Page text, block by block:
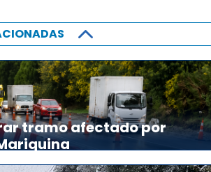
tramo afectado por